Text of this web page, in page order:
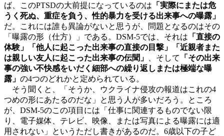
ば、このPTSDの大前提になっているのは 「実際にまたは危
うく死ぬ、重症を負う、性的暴力を受ける出来事への曝露」
だ。これには誰も異論がないと思うが、問題となるのはその
「曝露の形（仕方）」である。DSM-5では、それは 「直接の
体験」「他人に起こった出来事の直接の目撃」「近親者また
は親しい友人に起こった出来事の伝聞」
、そして
「その出来
事の強い不快感をいだく細部への繰り返しまたは極端な曝
露」 の4つのどれかと定められている。
そう聞くと、「そうか、ウクライナ侵攻の報道はこれの4
つめの形にあたるのだな」と思う人が多いだろう。ところ
が、DSM-5のこの項目には「仕事に関連するものでない限
り、電子媒体、テレビ、映像、または写真による曝露には適
用されない」というただし書きがあるのだ。6歳以下の子ど